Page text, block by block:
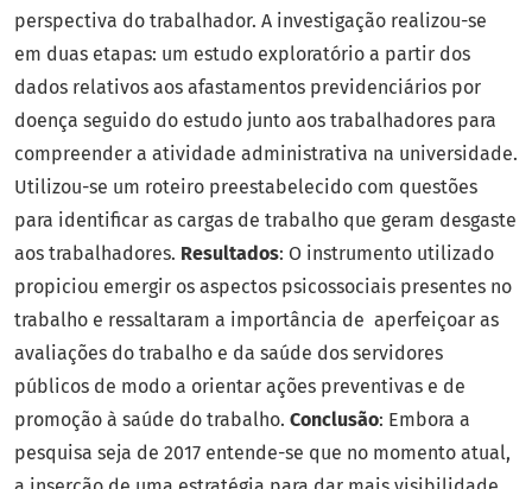
perspectiva do trabalhador. A investigação realizou-se
em duas etapas: um estudo exploratório a partir dos
dados relativos aos afastamentos previdenciários por
doença seguido do estudo junto aos trabalhadores para
compreender a atividade administrativa na universidade.
Utilizou-se um roteiro preestabelecido com questões
para identificar as cargas de trabalho que geram desgaste
aos trabalhadores. Resultados: O instrumento utilizado
propiciou emergir os aspectos psicossociais presentes no
trabalho e ressaltaram a importância de aperfeiçoar as
avaliações do trabalho e da saúde dos servidores
públicos de modo a orientar ações preventivas e de
promoção à saúde do trabalho. Conclusão: Embora a
pesquisa seja de 2017 entende-se que no momento atual,